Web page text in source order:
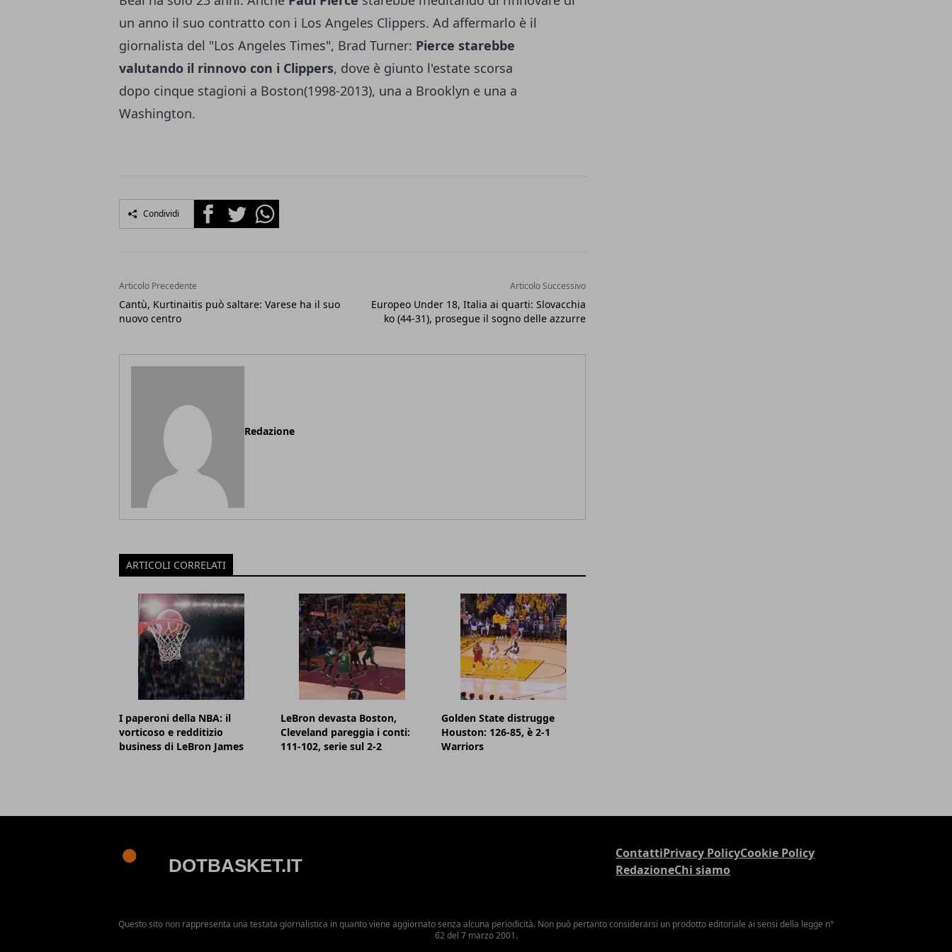
un anno il suo contratto con i Los Angeles Clippers. Ad affermarlo è il
giornalista del "Los Angeles Times", Brad Turner: Pierce starebbe
valutando il rinnovo con i Clippers, dove è giunto l'estate scorsa
dopo cinque stagioni a Boston(1998-2013), una a Brooklyn e una a
Washington.
Condividi FacebookTwitterWhatsapp
Articolo Precedente
Cantù, Kurtinaitis può saltare: Varese ha il suo
nuovo centro
Articolo Successivo
Europeo Under 18, Italia ai quarti: Slovacchia
ko (44-31), prosegue il sogno delle azzurre
Redazione
ARTICOLI CORRELATI
I paperoni della NBA: il
vorticoso e redditizio
business di LeBron James
LeBron devasta Boston,
Cleveland pareggia i conti:
111-102, serie sul 2-2
Golden State distrugge
Houston: 126-85, è 2-1
Warriors
ContattiPrivacy PolicyCookie Policy
RedazioneChi siamo
Questo sito non rappresenta una testata giornalistica in quanto viene aggiornato senza alcuna periodicità. Non può pertanto considerarsi un prodotto editoriale ai sensi della legge n°
62 del 7 marzo 2001.